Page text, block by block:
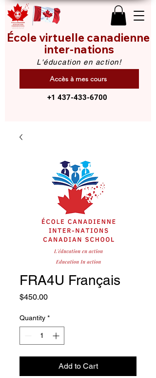
École virtuelle canadienne
inter-nations
L'éducation en action!
+1 437-433-6700
Accès à mes cours
FRA4U Français
$450.00Price
Quantity *
Add to Cart